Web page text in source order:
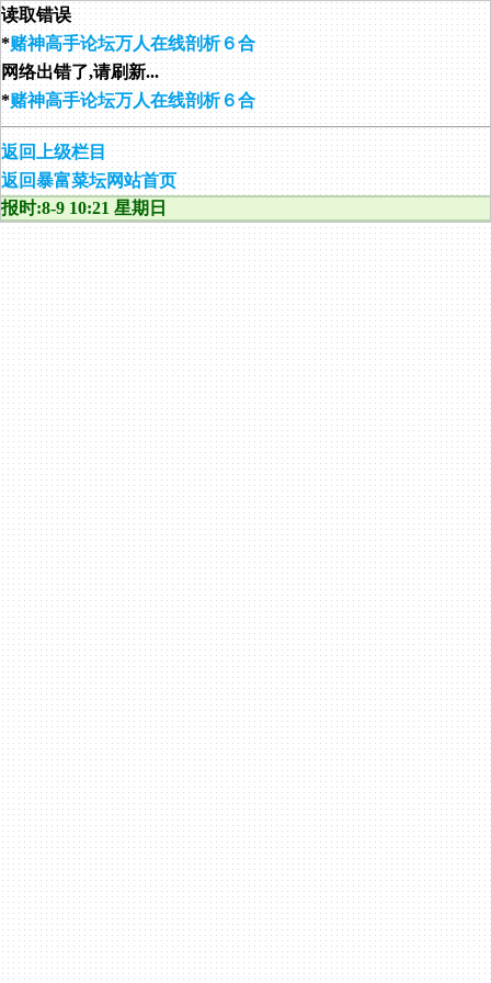
读取错误
*赌神高手论坛万人在线剖析６合
网络出错了,请刷新...
*赌神高手论坛万人在线剖析６合
返回上级栏目
返回暴富菜坛网站首页
报时:8-9 10:21 星期日